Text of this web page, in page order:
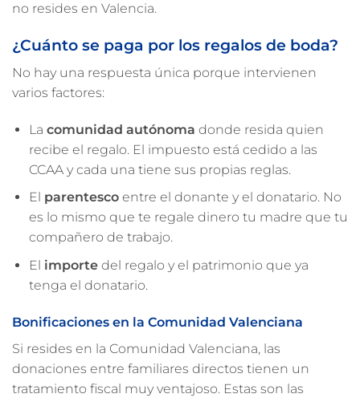
no resides en Valencia.
¿Cuánto se paga por los regalos de boda?
No hay una respuesta única porque intervienen
varios factores:
La comunidad autónoma donde resida quien
recibe el regalo. El impuesto está cedido a las
CCAA y cada una tiene sus propias reglas.
El parentescoentre el donante y el donatario. No
es lo mismo que te regale dinero tu madre que tu
compañero de trabajo.
El importedel regalo y el patrimonio que ya
tenga el donatario.
Bonificaciones en la Comunidad Valenciana
Si resides en la Comunidad Valenciana, las
donaciones entre familiares directos tienen un
tratamiento fiscal muy ventajoso. Estas son las